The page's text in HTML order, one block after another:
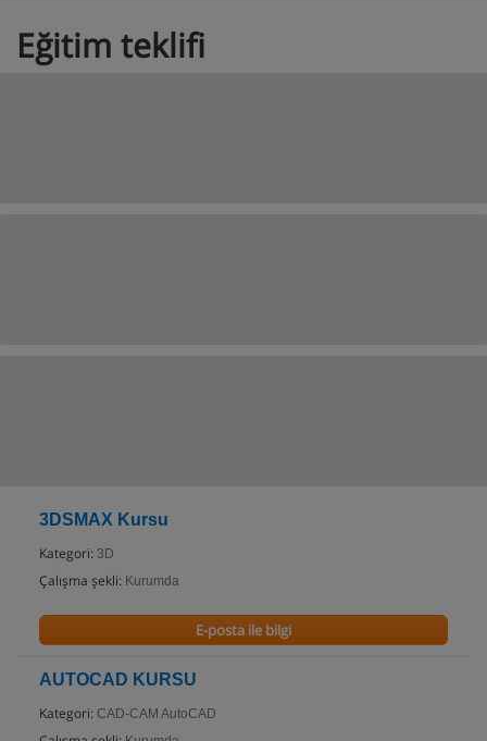
Eğitim teklifi
3DSMAX Kursu
Kategori: 3D
Çalışma şekli: Kurumda
E-posta ile bilgi
AUTOCAD KURSU
Kategori: CAD-CAM AutoCAD